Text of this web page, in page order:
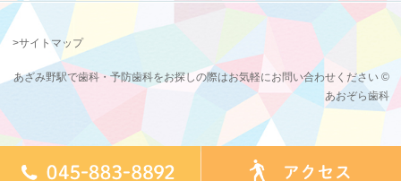
>サイトマップ
あざみ野駅で歯科・予防歯科をお探しの際はお気軽にお問い合わせください ©
あおぞら歯科